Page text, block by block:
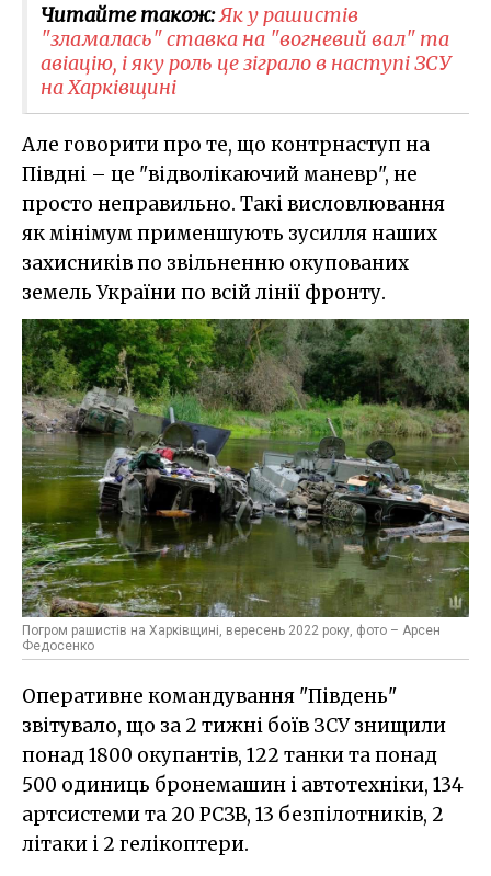
Читайте також:Як у рашистів
"зламалась" ставка на "вогневий вал" та
авіацію, і яку роль це зіграло в наступі ЗСУ
на Харківщині
Але говорити про те, що контрнаступ на
Півдні – це "відволікаючий маневр", не
просто неправильно. Такі висловлювання
як мінімум применшують зусилля наших
захисників по звільненню окупованих
земель України по всій лінії фронту.
Погром рашистів на Харківщині, вересень 2022 року, фото – Арсен
Федосенко
Оперативне командування "Південь"
звітувало, що за 2 тижні боїв ЗСУ знищили
понад 1800 окупантів, 122 танки та понад
500 одиниць бронемашин і автотехніки, 134
артсистеми та 20 РСЗВ, 13 безпілотників, 2
літаки і 2 гелікоптери.